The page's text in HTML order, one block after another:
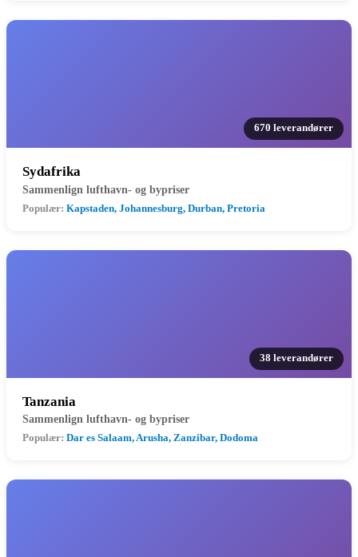
670 leverandører
Sydafrika
Sammenlign lufthavn- og bypriser
Populær: Kapstaden, Johannesburg, Durban, Pretoria
38 leverandører
Tanzania
Sammenlign lufthavn- og bypriser
Populær: Dar es Salaam, Arusha, Zanzibar, Dodoma